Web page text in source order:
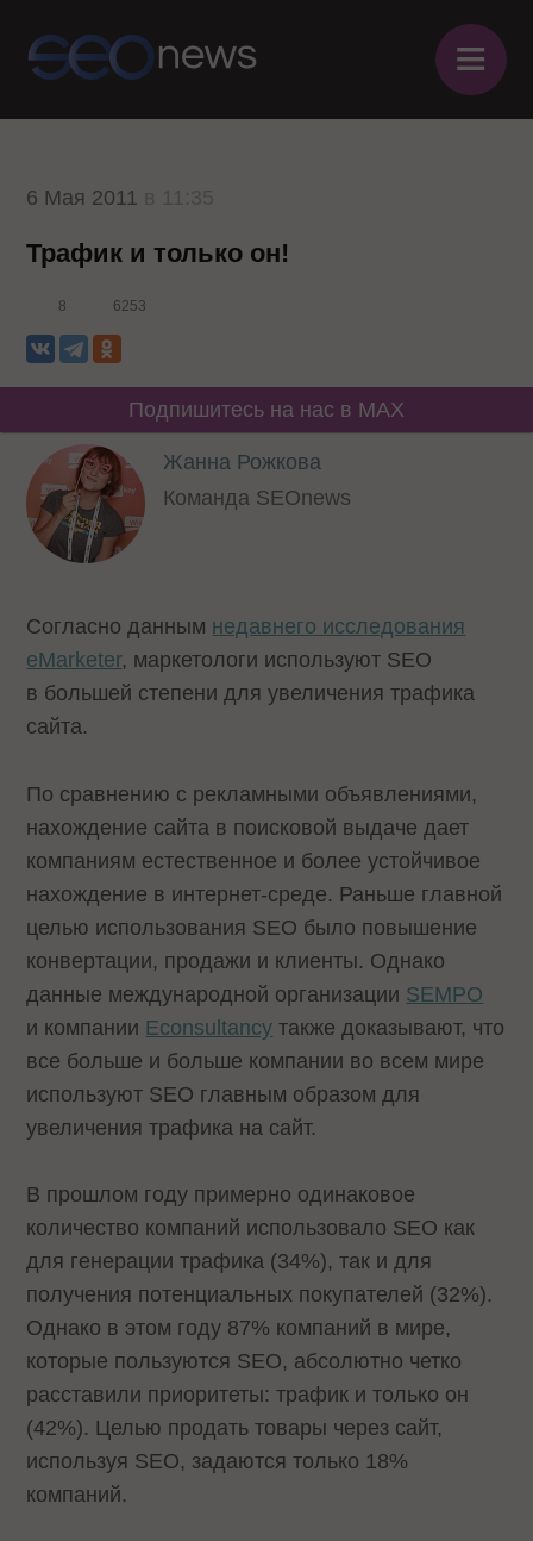
≡
6 Мая 2011
Трафик и только он!
8 6253
Подпишитесь на нас в MAX
Жанна Рожкова
Команда SEOnews
Согласно данным недавнего исследования
eMarketer, маркетологи используют SEO
в большей степени для увеличения трафика
сайта.
По сравнению с рекламными объявлениями,
нахождение сайта в поисковой выдаче дает
компаниям естественное и более устойчивое
нахождение в интернет-среде. Раньше главной
целью использования SEO было повышение
конвертации, продажи и клиенты. Однако
данные международной организации SEMPO
и компании Econsultancy также доказывают, что
все больше и больше компании во всем мире
используют SEO главным образом для
увеличения трафика на сайт.
В прошлом году примерно одинаковое
количество компаний использовало SEO как
для генерации трафика (34%), так и для
получения потенциальных покупателей (32%).
Однако в этом году 87% компаний в мире,
которые пользуются SEO, абсолютно четко
расставили приоритеты: трафик и только он
(42%). Целью продать товары через сайт,
используя SEO, задаются только 18%
компаний.